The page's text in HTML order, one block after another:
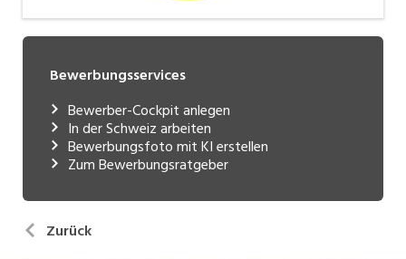
Bewerbungsservices
Bewerber-Cockpit anlegen
In der Schweiz arbeiten
Bewerbungsfoto mit KI erstellen
Zum Bewerbungsratgeber
Zurück